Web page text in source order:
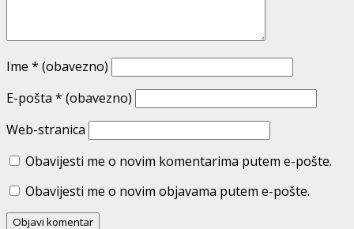
Ime * (obavezno)
E-pošta * (obavezno)
Web-stranica
Obavijesti me o novim komentarima putem e-pošte.
Obavijesti me o novim objavama putem e-pošte.